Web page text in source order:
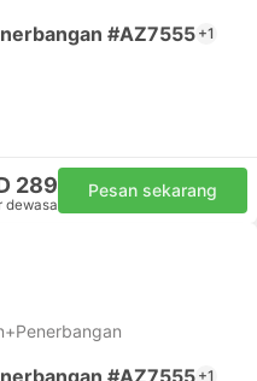
#AZ7555+1
289
dewasa
Pesan sekarang
#AZ7555+1